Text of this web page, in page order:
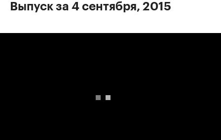
Выпуск за 4 сентября, 2015